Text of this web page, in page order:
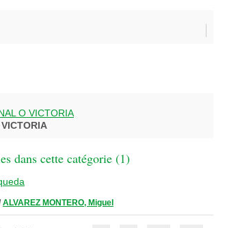
O VICTORIA
dans cette catégorie (1)
ALVAREZ MONTERO, Miguel